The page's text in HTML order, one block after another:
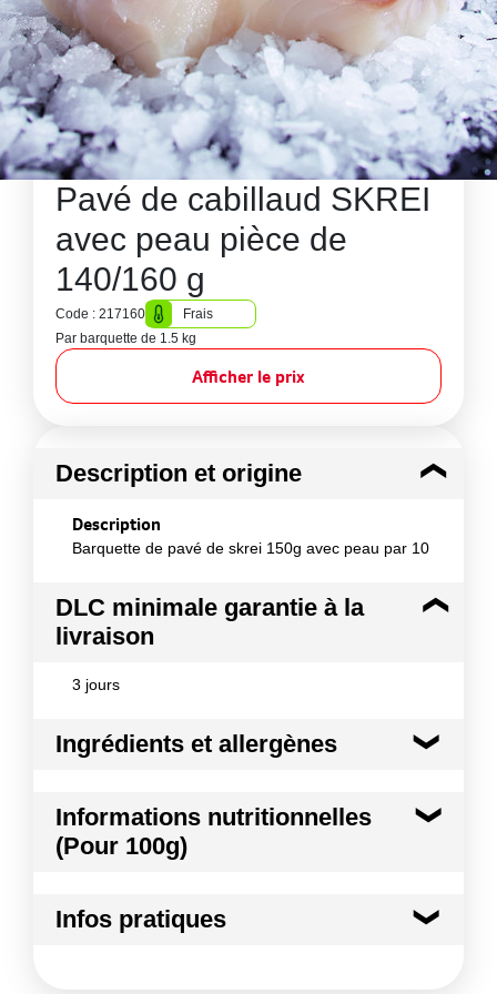
Pavé de cabillaud SKREI
avec peau pièce de
140/160 g
Code : 217160
Frais
Par barquette de 1.5 kg
Afficher le prix
Description et origine
Description
Barquette de pavé de skrei 150g avec peau par 10
DLC minimale garantie à la
livraison
3 jours
Ingrédients et allergènes
100% Cabillaud SKREI Nom scientifique : Gadus
Morhua Méthode de production : sauvage Origine :
Poissons et produits à base de poissons
Informations nutritionnelles
(Pour 100g)
Infos pratiques